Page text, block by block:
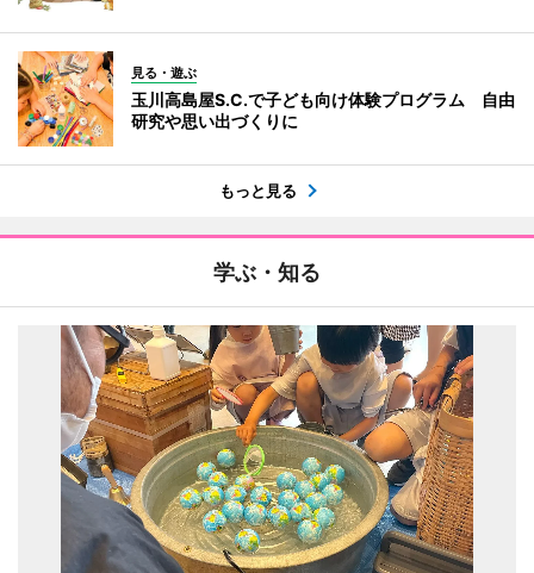
見る・遊ぶ
玉川高島屋S.C.で子ども向け体験プログラム 自由
研究や思い出づくりに
もっと見る
学ぶ・知る